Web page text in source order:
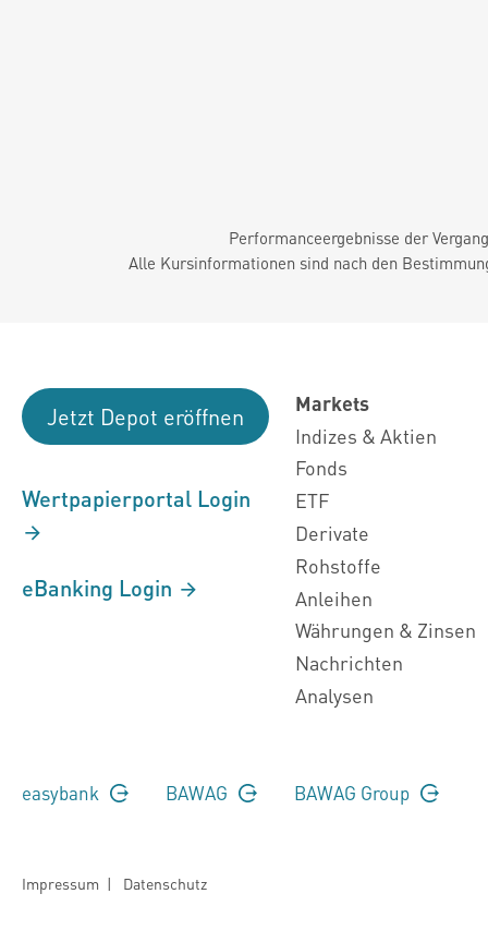
Performanceergebnisse der
Alle Kursinformationen sind nach den
Jetzt Depot eröffnen
Wertpapierportal Login
eBanking Login
Markets
Indizes & Aktien
Fonds
ETF
Derivate
Rohstoffe
Anleihen
Währungen & Zinsen
Nachrichten
Analysen
easybank BAWAG BAWAG Group
Impressum | Datenschutz